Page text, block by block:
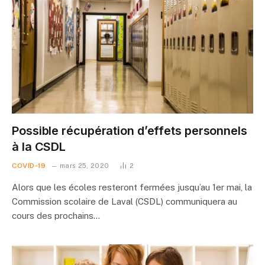
Possible récupération d’effets personnels
à la CSDL
COVID-19 mars 25, 2020 2
Alors que les écoles resteront fermées jusqu’au 1er mai, la
Commission scolaire de Laval (CSDL) communiquera au
cours des prochains…